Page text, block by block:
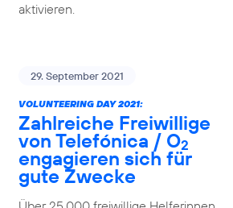
aktivieren.
29. September 2021
VOLUNTEERING DAY 2021:
Zahlreiche Freiwillige
von Telefónica / O2
engagieren sich für
gute Zwecke